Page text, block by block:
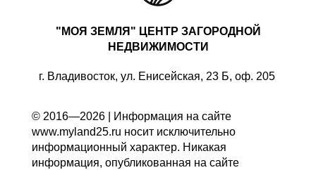
"МОЯ ЗЕМЛЯ" ЦЕНТР ЗАГОРОДНОЙ
НЕДВИЖИМОСТИ
г. Владивосток, ул. Енисейская, 23 Б, оф. 205
© 2016—2026 | Информация на сайте
www.myland25.ru носит исключительно
информационный характер. Никакая
информация, опубликованная на сайте